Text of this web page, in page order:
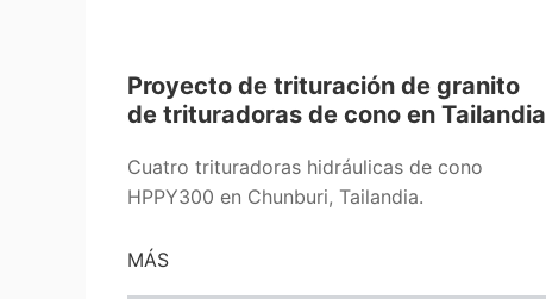
Proyecto de trituración de granito
de trituradoras de cono en Tailandia
Cuatro trituradoras hidráulicas de cono
HPPY300 en Chunburi, Tailandia.
MÁS